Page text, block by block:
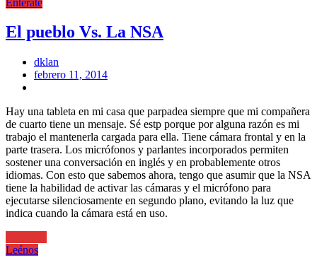
El pueblo Vs. La NSA
dklan
Posted
febrero 11, 2014
Hay una tableta en mi casa que parpadea siempre que mi compañera
de cuarto tiene un mensaje. Sé estp porque por alguna razón es mi
trabajo el mantenerla cargada para ella. Tiene cámara frontal y en la
parte trasera. Los micrófonos y parlantes incorporados permiten
sostener una conversación en inglés y en probablemente otros
idiomas. Con esto que sabemos ahora, tengo que asumir que la NSA
tiene la habilidad de activar las cámaras y el micrófono para
ejecutarse silenciosamente en segundo plano, evitando la luz que
indica cuando la cámara está en uso.
Leénos